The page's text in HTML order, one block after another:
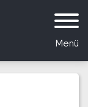
Menü